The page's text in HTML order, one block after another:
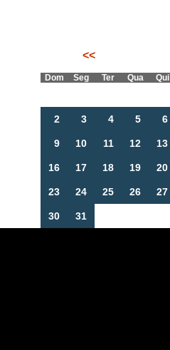
<<
Dom Seg Ter Qua Qui
2 3 4 5 6
9 10 11 12 13
16 17 18 19 20
23 24 25 26 27
30 31